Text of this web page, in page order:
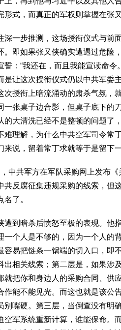
形式，而真正的军权则掌握在张
深一步推测，这场授衔仪式与前
。即如果张又侠确实遭遇过危险
誓：“我还在，而且我能宣读命
是让这次授衔仪式仍以中共军委
次授衔上暗流涌动的肃杀气氛，
一张桌子边合影，但桌子底下的
的大清洗已经不是整顿的问题了
难理解，为什么中共空军司令常
来说，留着常丁求就等于是留下
中共军方在军队采购网上发布
共反腐征集违规采购的线索，但
了。
遭到暗杀后愤怒至极的表现。他
一个人是不够的，因为一个人的
容易把链条一锅端的切入口，即
出相关线索；第二层是，如果涉
就把你和身边人的采购合同、供
作能不能见光。而这也就是该公
别嘴硬。第三层，当倒查没有明
空军系统重新计算，谁能保命。